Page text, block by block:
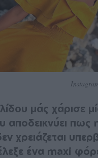
μάς χάρισε
αποδεικνύει πως
χρειάζεται
ένα maxi